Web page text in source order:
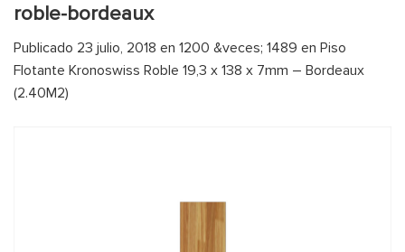
roble-bordeaux
Publicado 23 julio, 2018 en 1200 &veces; 1489 en Piso
Flotante Kronoswiss Roble 19,3 x 138 x 7mm – Bordeaux
(2.40M2)